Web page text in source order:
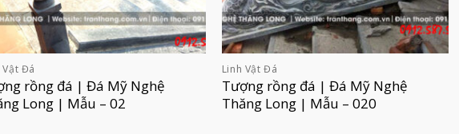
Vật Đá
rồng đá | Đá Mỹ Nghệ
Long | Mẫu – 02
Linh Vật Đá
Tượng rồng đá | Đá Mỹ Nghệ
Thăng Long | Mẫu – 020